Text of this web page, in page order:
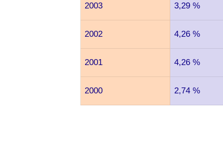
2003 3,29 %
2002 4,26 %
2001 4,26 %
2000 2,74 %